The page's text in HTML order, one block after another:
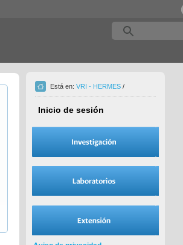
Está en: VRI - HERMES /
Inicio de sesión